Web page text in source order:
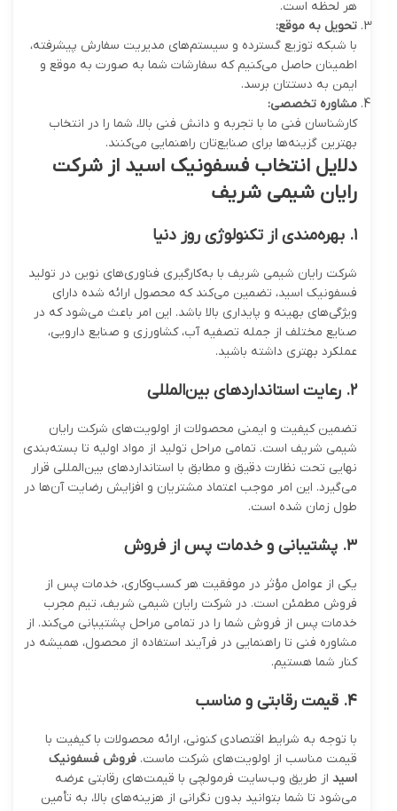
هر لحظه است.
تحویل به موقع:
با شبکه توزیع گسترده و سیستم‌های مدیریت سفارش پیشرفته،
اطمینان حاصل می‌کنیم که سفارشات شما به صورت به موقع و
ایمن به دستتان برسد.
مشاوره تخصصی:
کارشناسان فنی ما با تجربه و دانش فنی بالا، شما را در انتخاب
بهترین گزینه‌ها برای صنایع‌تان راهنمایی می‌کنند.
دلایل انتخاب فسفونیک اسید از شرکت
رایان شیمی شریف
۱. بهره‌مندی از تکنولوژی روز دنیا
شرکت رایان شیمی شریف با به‌کارگیری فناوری‌های نوین در تولید
فسفونیک اسید، تضمین می‌کند که محصول ارائه شده دارای
ویژگی‌های بهینه و پایداری بالا باشد. این امر باعث می‌شود که در
صنایع مختلف از جمله تصفیه آب، کشاورزی و صنایع دارویی،
عملکرد بهتری داشته باشید.
۲. رعایت استانداردهای بین‌المللی
تضمین کیفیت و ایمنی محصولات از اولویت‌های شرکت رایان
شیمی شریف است. تمامی مراحل تولید از مواد اولیه تا بسته‌بندی
نهایی تحت نظارت دقیق و مطابق با استانداردهای بین‌المللی قرار
می‌گیرد. این امر موجب اعتماد مشتریان و افزایش رضایت آن‌ها در
طول زمان شده است.
۳. پشتیبانی و خدمات پس از فروش
یکی از عوامل مؤثر در موفقیت هر کسب‌وکاری، خدمات پس از
فروش مطمئن است. در شرکت رایان شیمی شریف، تیم مجرب
خدمات پس از فروش شما را در تمامی مراحل پشتیبانی می‌کند. از
مشاوره فنی تا راهنمایی در فرآیند استفاده از محصول، همیشه در
کنار شما هستیم.
۴. قیمت رقابتی و مناسب
با توجه به شرایط اقتصادی کنونی، ارائه محصولات با کیفیت با
قیمت مناسب از اولویت‌های شرکت ماست. فروش فسفونیک
اسید از طریق وب‌سایت فرمولچی با قیمت‌های رقابتی عرضه
می‌شود تا شما بتوانید بدون نگرانی از هزینه‌های بالا، به تأمین